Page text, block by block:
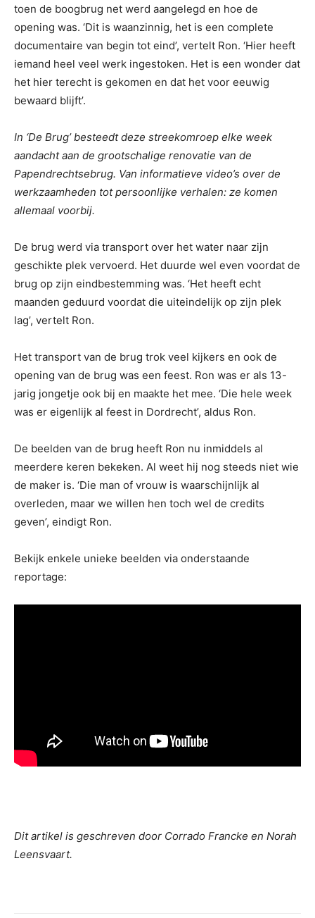
toen de boogbrug net werd aangelegd en hoe de
opening was. ‘Dit is waanzinnig, het is een complete
documentaire van begin tot eind’, vertelt Ron. ‘Hier heeft
iemand heel veel werk ingestoken. Het is een wonder dat
het hier terecht is gekomen en dat het voor eeuwig
bewaard blijft’.
In ‘De Brug’ besteedt deze streekomroep elke week
aandacht aan de grootschalige renovatie van de
Papendrechtsebrug. Van informatieve video’s over de
werkzaamheden tot persoonlijke verhalen: ze komen
allemaal voorbij.
De brug werd via transport over het water naar zijn
geschikte plek vervoerd. Het duurde wel even voordat de
brug op zijn eindbestemming was. ‘Het heeft echt
maanden geduurd voordat die uiteindelijk op zijn plek
lag’, vertelt Ron.
Het transport van de brug trok veel kijkers en ook de
opening van de brug was een feest. Ron was er als 13-
jarig jongetje ook bij en maakte het mee. ‘Die hele week
was er eigenlijk al feest in Dordrecht’, aldus Ron.
De beelden van de brug heeft Ron nu inmiddels al
meerdere keren bekeken. Al weet hij nog steeds niet wie
de maker is. ‘Die man of vrouw is waarschijnlijk al
overleden, maar we willen hen toch wel de credits
geven’, eindigt Ron.
Bekijk enkele unieke beelden via onderstaande
reportage:
Dit artikel is geschreven door Corrado Francke en Norah
Leensvaart.